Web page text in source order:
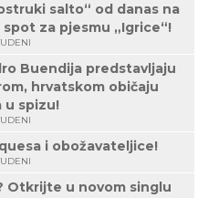
salto“ od danas na
za pjesmu „Igrice“!
Buendija predstavljaju
hrvatskom običaju
u spizu!
i obožavateljice!
Otkrijte u novom singlu